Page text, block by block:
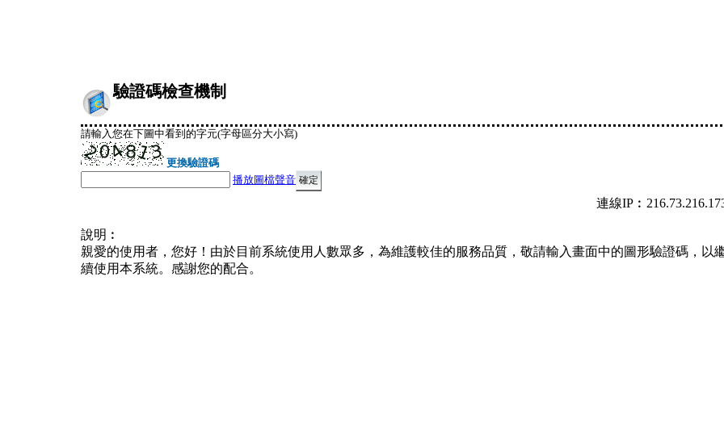
驗證碼檢查機制
請輸入您在下圖中看到的字元(字母區分大小寫)
更換驗證碼
播放圖檔聲音
連線
說明︰
親愛的使用者，您好！由於目前系統使用人數眾多，為維護較佳的服務品質，敬請輸入畫面中的圖形驗證碼，以
續使用本系統。感謝您的配合。